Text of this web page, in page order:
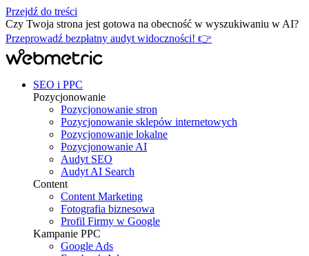
Przejdź do treści
Czy Twoja strona jest gotowa na obecność w wyszukiwaniu w AI?
Przeprowadź bezpłatny audyt widoczności! 👉
SEO i PPC
Pozycjonowanie
Pozycjonowanie stron
Pozycjonowanie sklepów internetowych
Pozycjonowanie lokalne
Pozycjonowanie AI
Audyt SEO
Audyt AI Search
Content
Content Marketing
Fotografia biznesowa
Profil Firmy w Google
Kampanie PPC
Google Ads